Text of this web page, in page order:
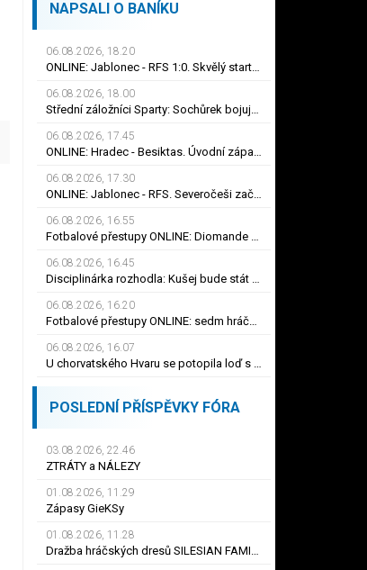
NAPSALI O BANÍKU
06.08.2026, 18.20
ONLINE: Jablonec - RFS 1:0. Skvělý start Severočechů! Čanturišviliho hlavička skončila v síti
06.08.2026, 18.00
Střední záložníci Sparty: Sochůrek bojuje s konkurencí, udrží se na Letné Hollý?
06.08.2026, 17.45
ONLINE: Hradec - Besiktas. Úvodní zápas 3. předkola Evropské ligy, za hosty hraje Černý
06.08.2026, 17.30
ONLINE: Jablonec - RFS. Severočeši začínají 3. předkolo Konferenční ligy na domácím hřišti
06.08.2026, 16.55
Fotbalové přestupy ONLINE: Diomande dokončil rekordní přestup do Realu. Jak je to s Nombilem?
06.08.2026, 16.45
Disciplinárka rozhodla: Kušej bude stát dva zápasy, Mosesovi byl prominut zbytek trestu
06.08.2026, 16.20
Fotbalové přestupy ONLINE: sedm hráčů Baníku si hledá angažmá, jak je to s Nombilem?
06.08.2026, 16.07
U chorvatského Hvaru se potopila loď s turisty. Místní přihlíželi a nepomohli
POSLEDNÍ PŘÍSPĚVKY FÓRA
03.08.2026, 22.46
ZTRÁTY a NÁLEZY
01.08.2026, 11.29
Zápasy GieKSy
01.08.2026, 11.28
Dražba hráčských dresů SILESIAN FAMILY - #25 Robert SADOWSKI